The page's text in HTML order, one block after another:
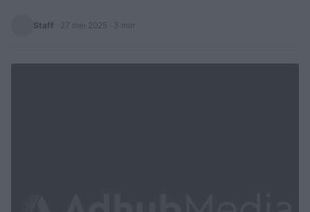
Staff 27 mei 2025 · 3 min